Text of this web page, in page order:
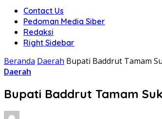
Contact Us
Pedoman Media Siber
Redaksi
Right Sidebar
Beranda Daerah Bupati Baddrut Tamam
Daerah
Bupati Baddrut Tamam